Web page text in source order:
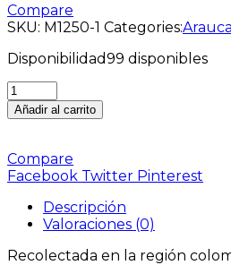
Compare
SKU: M1250-1 Categories:Arauca
Disponibilidad99 disponibles
Añadir al carrito
Compare
Facebook Twitter Pinterest
Descripción
Valoraciones (0)
Recolectada en la región